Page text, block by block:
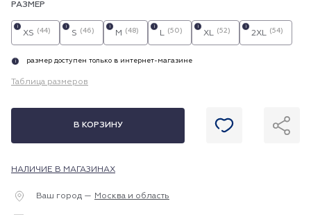
РАЗМЕР
XS (44)
i
S (46)
i
M (48)
i
L (50)
i
XL (52)
i
2XL (54)
i
i размер доступен только в интернет-магазине
Таблица размеров
В КОРЗИНУ
НАЛИЧИЕ В МАГАЗИНАХ
Ваш город — Москва и область